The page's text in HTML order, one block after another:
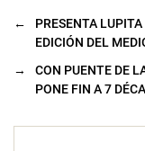
←
PRESENTA
EDICIÓN DEL
→
CON PUENTE DE
PONE FIN A 7